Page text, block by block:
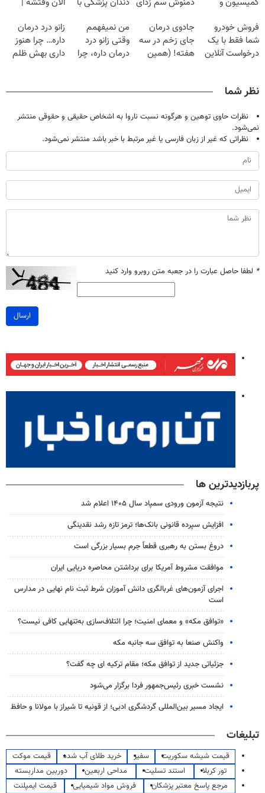
خانگی
میلیون تومان!!!
فروش خودرو
شما فقط با یک
درخواست آنلاین
جادوی درمان
جای زخم در سه
هفته! (همین
من نمیفهمم
وقتی زانو درد
درمان داره، چرا
زانو درد درمان
داره… چرا هنوز
داری بهش ظلم
نظر شما
نظرات حاوی توهین و هرگونه نسبت ناروا به اشخاص حقیقی و حقوقی منتشر
نمی‌شود.
نظراتی که غیر از زبان فارسی یا غیر مرتبط با خبر باشد منتشر نمی‌شود.
* لطفا حاصل عبارت را در جعبه متن روبرو وارد کنید
ارسال
پربازدیدترین ها
نتیجه آزمون ورودی سمپاد سال ۱۴۰۵ اعلام شد
افزایش سپرده قانونی بانک‌ها؛ ترمز تازه رشد نقدینگی
دروغ بستن به رهبری قطعاً جرم بسیار بزرگی است
موافقت مشروط آمریکا برای برداشتن محاصره دریایی ایران
اجرای آزمون‌های غربالگری دانش آموزان شرط ثبت نام نهایی در مدارس
است
«توافق مکه» و معمای امنیت؛ چرا ائتلاف‌سازی به‌تنهایی کافی نیست؟
واکنش صنعا به توافق سه جانبه مکه
جزئیاتی جدید از توافق مکه؛ مقام ترکیه ای چه گفت؟
نشست خبری رئیس‌جمهور فردا برگزار می‌شود
ایجاد مسیر بین‌المللی گردشگری ادبی؛ از قونیه تا شیراز با مولانا و حافظ
تبلیغات
قیمت شیشه سکوریت سفیر خرید طلای آب شده
قیمت موکت
تور کربلا
استند تسلیت مداحی اربعین
دوربین مداربسته
مرجع پاسخ معتبر پزشکان
فروش مواد شیمیایی
قیمت ایمپلنت